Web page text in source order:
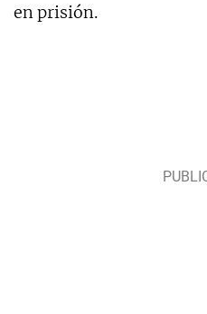
en prisión.